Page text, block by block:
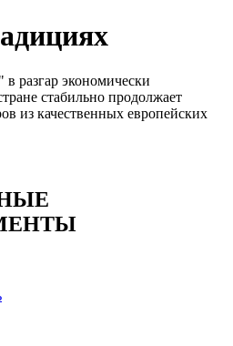
разгар экономически
стабильно продолжает
из качественных европейских